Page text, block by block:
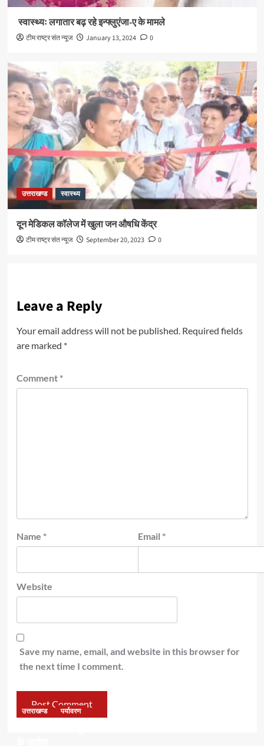
स्वास्थ्यः लगातार बढ़ रहे इन्फ्लुएंजा-ए के मामले
टीम राष्ट्र संत न्यूज January 13, 2024 0
उत्तराखण्ड स्वास्थ्य
दून मेडिकल कॉलेज में खुला जन औषधि केंद्र
टीम राष्ट्र संत न्यूज September 20, 2023 0
Leave a Reply
Your email address will not be published. Required fields
are marked *
Comment *
Name * Email *
Website
Save my name, email, and website in this browser for
the next time I comment.
उत्तराखण्ड पर्यावरण
के आदेश